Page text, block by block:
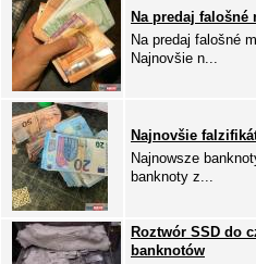
Na predaj
Na predaj falošné
Najnovšie n...
Najnovšie
Najnowsze
banknoty z...
Roztwór SSD do
banknotów